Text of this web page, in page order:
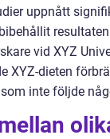
uppnått
resultaten
vid XYZ
XYZ-dieten
inte följde